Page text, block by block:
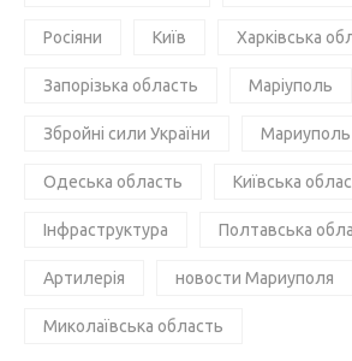
Росіяни Київ Харківська
Запорізька область Маріуполь
Збройні сили України Мариуполь
Одеська область Київська
Інфраструктура Полтавська
Артилерія новости Мариуполя
Миколаївська область